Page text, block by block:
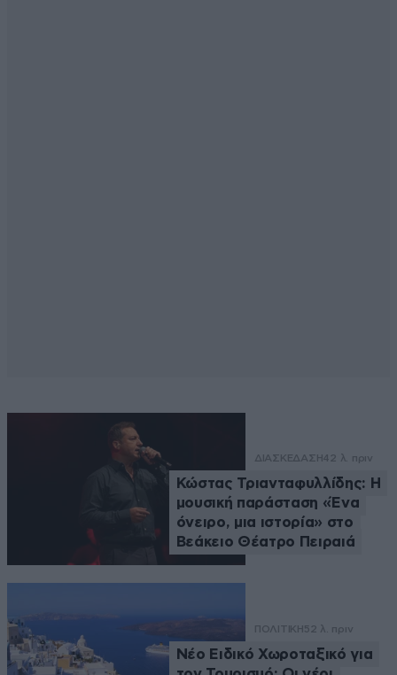
ΔΙΑΣΚΕΔΑΣΗ42 λ. πριν
Κώστας Τριανταφυλλίδης: Η
μουσική παράσταση «Ένα
όνειρο, μια ιστορία» στο
Βεάκειο Θέατρο Πειραιά
ΠΟΛΙΤΙΚΗ52 λ. πριν
Νέο Ειδικό Χωροταξικό για